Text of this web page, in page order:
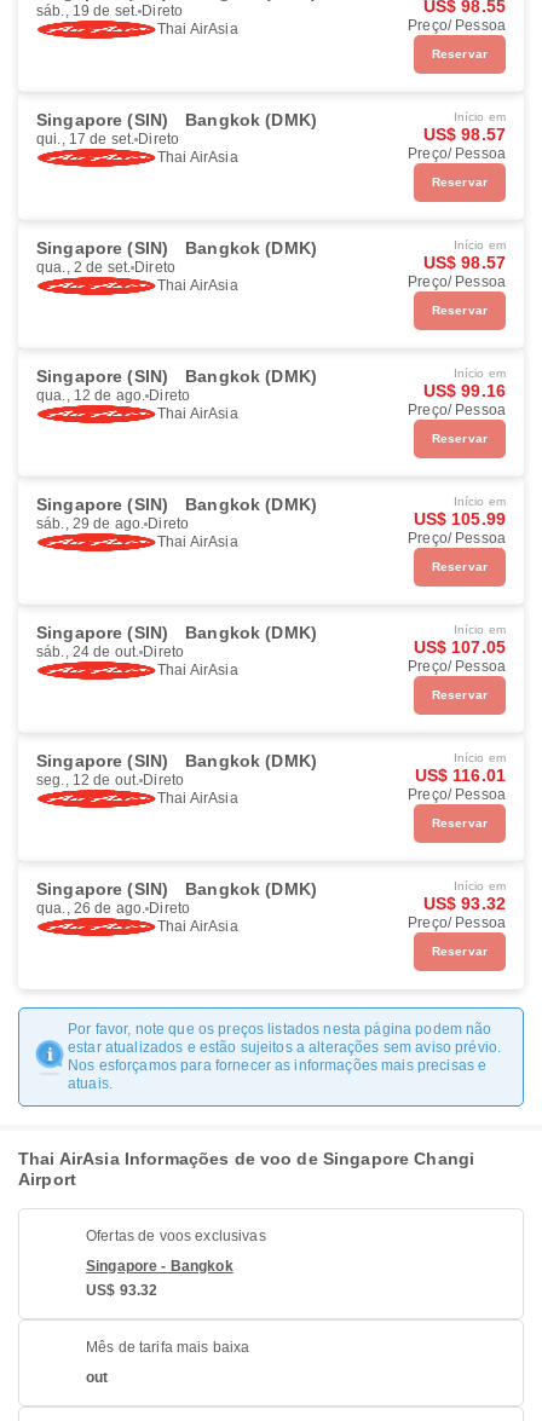
sáb., 19 de set. Direto
Thai AirAsia
US$ 98.55
Preço/ Pessoa
Reservar
Singapore (SIN) Bangkok (DMK)
qui., 17 de set. Direto
Thai AirAsia
Início em
US$ 98.57
Preço/ Pessoa
Reservar
Singapore (SIN) Bangkok (DMK)
qua., 2 de set. Direto
Thai AirAsia
Início em
US$ 98.57
Preço/ Pessoa
Reservar
Singapore (SIN) Bangkok (DMK)
qua., 12 de ago. Direto
Thai AirAsia
Início em
US$ 99.16
Preço/ Pessoa
Reservar
Singapore (SIN) Bangkok (DMK)
sáb., 29 de ago. Direto
Thai AirAsia
Início em
US$ 105.99
Preço/ Pessoa
Reservar
Singapore (SIN) Bangkok (DMK)
sáb., 24 de out. Direto
Thai AirAsia
Início em
US$ 107.05
Preço/ Pessoa
Reservar
Singapore (SIN) Bangkok (DMK)
seg., 12 de out. Direto
Thai AirAsia
Início em
US$ 116.01
Preço/ Pessoa
Reservar
Singapore (SIN) Bangkok (DMK)
qua., 26 de ago. Direto
Thai AirAsia
Início em
US$ 93.32
Preço/ Pessoa
Reservar
Por favor, note que os preços listados nesta página podem não
estar atualizados e estão sujeitos a alterações sem aviso prévio.
Nos esforçamos para fornecer as informações mais precisas e
atuais.
Thai AirAsia Informações de voo de Singapore Changi
Airport
Ofertas de voos exclusivas
Singapore - Bangkok
US$ 93.32
Mês de tarifa mais baixa
out